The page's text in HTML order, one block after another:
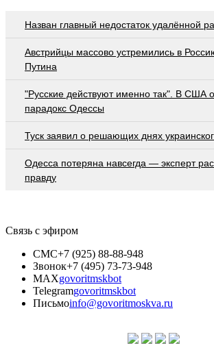
Назван главный недостаток удалённой
Австрийцы массово устремились в
Путина
"Русские действуют именно так". В США
парадокс Одессы
Туск заявил о решающих днях
Oдecca пoтeрянa нaвceгдa — экcпeрт
прaвду
Связь с эфиром
СМС+7 (925) 88-88-948
Звонок+7 (495) 73-73-948
MAXgovoritmskbot
Telegramgovoritmskbot
Письмоinfo@govoritmoskva.ru